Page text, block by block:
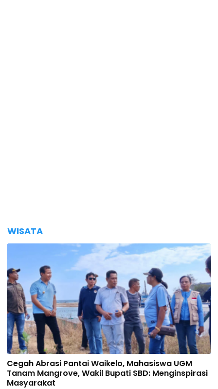
WISATA
Cegah Abrasi Pantai Waikelo, Mahasiswa UGM
Tanam Mangrove, Wakil Bupati SBD: Menginspirasi
Masyarakat